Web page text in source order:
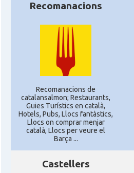
Recomanacions
Recomanacions de
catalansalmon; Restaurants,
Guies Turístics en català,
Hotels, Pubs, Llocs fantàstics,
Llocs on comprar menjar
català, Llocs per veure el
Barça ...
Castellers